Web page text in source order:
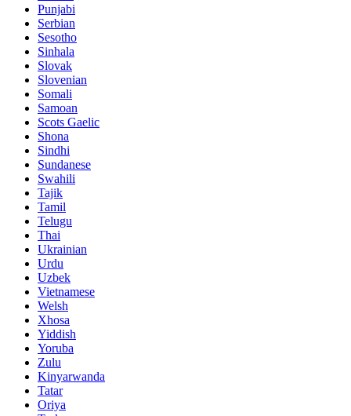
Punjabi
Serbian
Sesotho
Sinhala
Slovak
Slovenian
Somali
Samoan
Scots Gaelic
Shona
Sindhi
Sundanese
Swahili
Tajik
Tamil
Telugu
Thai
Ukrainian
Urdu
Uzbek
Vietnamese
Welsh
Xhosa
Yiddish
Yoruba
Zulu
Kinyarwanda
Tatar
Oriya